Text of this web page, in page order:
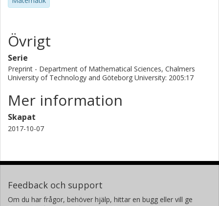
Övrigt
Serie
Preprint - Department of Mathematical Sciences, Chalmers
University of Technology and Göteborg University: 2005:17
Mer information
Skapat
2017-10-07
Feedback och support
Om du har frågor, behöver hjälp, hittar en bugg eller vill ge